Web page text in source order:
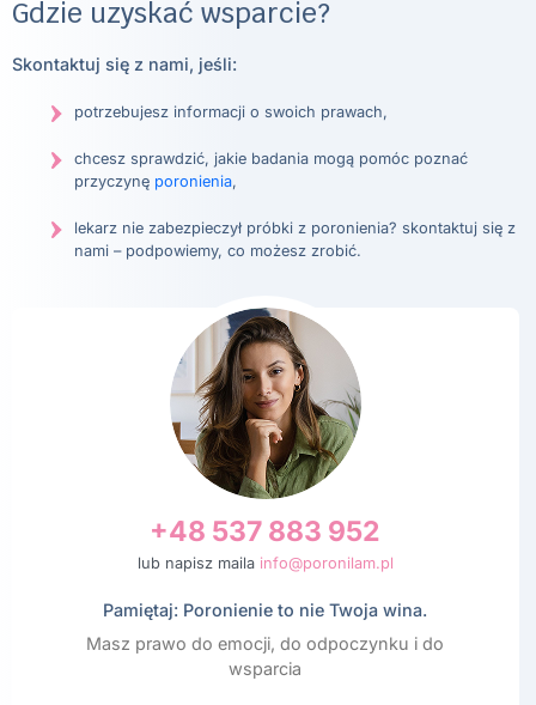
Gdzie uzyskać wsparcie?
Skontaktuj się z nami, jeśli:
potrzebujesz informacji o swoich prawach,
chcesz sprawdzić, jakie badania mogą pomóc poznać
przyczynę poronienia,
lekarz nie zabezpieczył próbki z poronienia? skontaktuj się z
nami – podpowiemy, co możesz zrobić.
+48 537 883 952
lub napisz maila info@poronilam.pl
Pamiętaj: Poronienie to nie Twoja wina.
Masz prawo do emocji, do odpoczynku i do
wsparcia